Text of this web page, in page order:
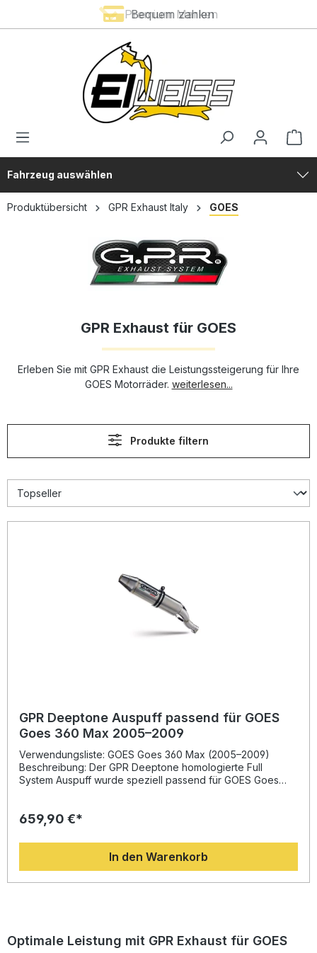
Premium Marken
Bequem zahlen
Fahrzeug auswählen
Produktübersicht GPR Exhaust Italy GOES
GPR Exhaust für GOES
Erleben Sie mit GPR Exhaust die Leistungssteigerung für Ihre
GOES Motorräder. weiterlesen...
Produkte filtern
GPR Deeptone Auspuff passend für GOES
Goes 360 Max 2005–2009
Verwendungsliste: GOES Goes 360 Max (2005–2009)
Beschreibung: Der GPR Deeptone homologierte Full
System Auspuff wurde speziell passend für GOES Goes
Motorrad-Weltmeisterschaft und überzeugt durch eine
und einer deutlichen Leistungssteigerung. Diese
Auspuffanlage verbessert nicht nur das Ansprechverhalten
und das Drehmoment Ihres ATV, sondern sorgt auch für
einen markanten, sportlichen Sound – dank integriertem,
zertifizierter Qualität und auf höchste Langlebigkeit
ausgelegt. Die Montage erfolgt nach dem Plug-and-Play-
659,90 €*
In den Warenkorb
Optimale Leistung mit GPR Exhaust für GOES